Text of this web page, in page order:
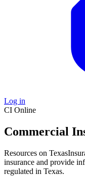
Log in
CI Online
Commercial
Resources on
insurance and provide
regulated in Texas.